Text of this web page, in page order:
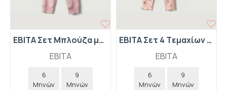
EBITA
EBITA Σετ Μπλούζα με Βολάν και Παντελόνι Φόρμας 267500 Σομόν
6
Μηνών
9
Μηνών
EBITA
EBITA Σετ 4 Tεμαχίων Μπουφάν με Γούνινη Επένδυση-Μπλούζα-Κολάν-Τσαντάκι "Bunny" 267512 Ροζ
6
Μηνών
9
Μηνών